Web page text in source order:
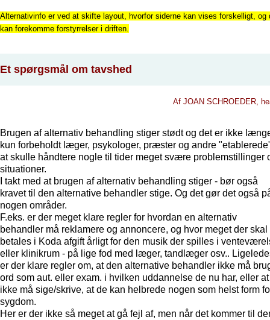
Alternativinfo er ved at skifte layout, hvorfor siderne kan vises forskelligt, og
kan forekomme forstyrrelser i driften.
Et spørgsmål om tavshed
Af JOAN SCHROEDER,
Brugen af alternativ behandling stiger stødt og det er ikke
kun forbeholdt læger, psykologer, præster og andre
at skulle håndtere nogle til tider meget svære problemstillinger
situationer.
I takt med at brugen af alternativ behandling stiger - bør også
kravet til den alternative behandler stige. Og det gør det også
nogen områder.
F.eks. er der meget klare regler for hvordan en alternativ
behandler må reklamere og annoncere, og hvor meget der skal
betales i Koda afgift årligt for den musik der spilles i
eller klinikrum - på lige fod med læger, tandlæger osv..
er der klare regler om, at den alternative behandler ikke må
ord som aut. eller exam. i hvilken uddannelse de nu har, eller
ikke må sige/skrive, at de kan helbrede nogen som helst form
sygdom.
Her er der ikke så meget at gå fejl af, men når det kommer til